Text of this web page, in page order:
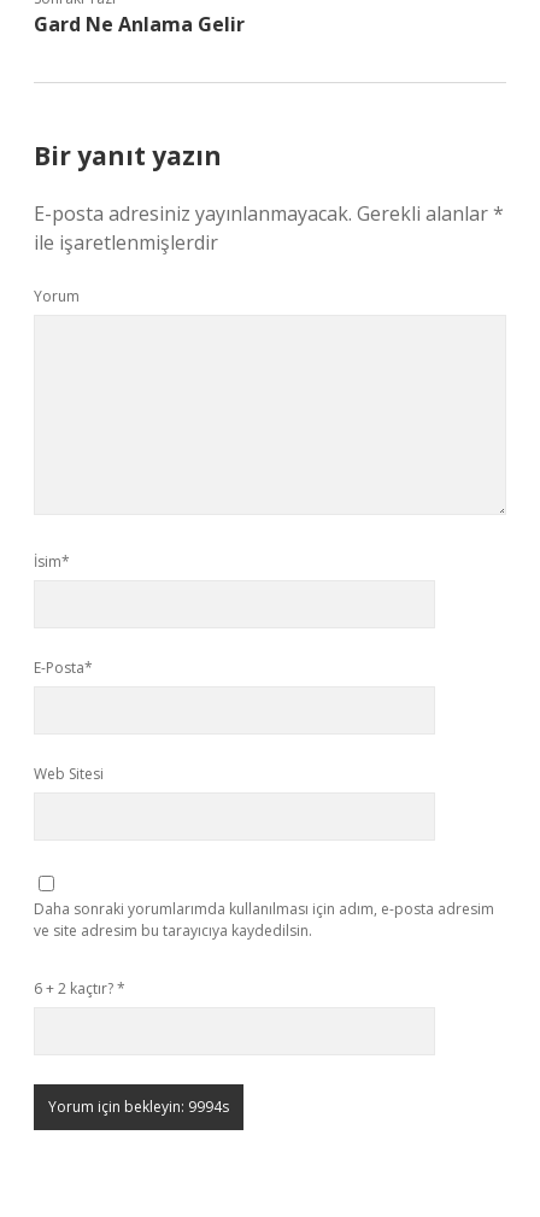
Gard Ne Anlama Gelir
Bir yanıt yazın
E-posta adresiniz yayınlanmayacak. Gerekli alanlar*
ile işaretlenmişlerdir
Yorum
İsim*
E-Posta*
Web Sitesi
Daha sonraki yorumlarımda kullanılması için adım, e-posta adresim
ve site adresim bu tarayıcıya kaydedilsin.
6 + 2 kaçtır?*